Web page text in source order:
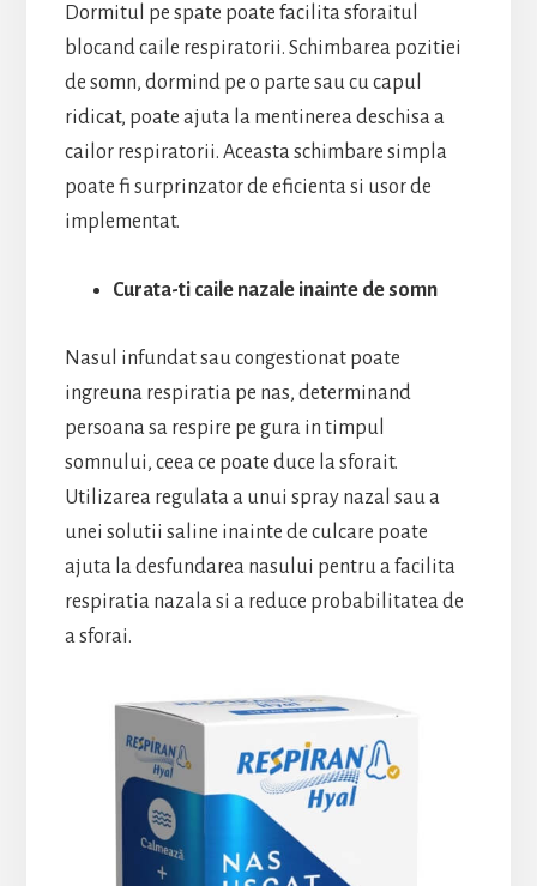
Dormitul pe spate poate facilita sforaitul
blocand caile respiratorii. Schimbarea pozitiei
de somn, dormind pe o parte sau cu capul
ridicat, poate ajuta la mentinerea deschisa a
cailor respiratorii. Aceasta schimbare simpla
poate fi surprinzator de eficienta si usor de
implementat.
Curata-ti caile nazale inainte de somn
Nasul infundat sau congestionat poate
ingreuna respiratia pe nas, determinand
persoana sa respire pe gura in timpul
somnului, ceea ce poate duce la sforait.
Utilizarea regulata a unui spray nazal sau a
unei solutii saline inainte de culcare poate
ajuta la desfundarea nasului pentru a facilita
respiratia nazala si a reduce probabilitatea de
a sforai.